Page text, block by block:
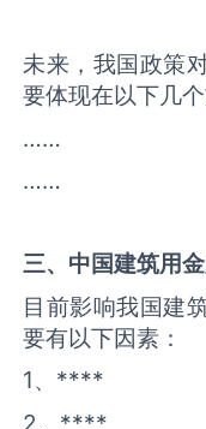
未来，我国政策
要体现在以下几个
……
……
三、中国建筑用
目前影响我国建
要有以下因素：
1、****
2、****